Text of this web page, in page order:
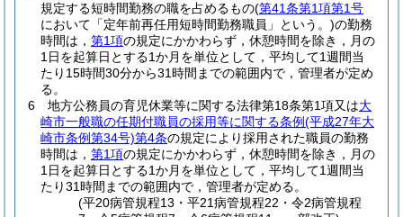
規定する短時間勤務の職を占めるもの(第41条第1項第1号
において「定年前再任用短時間勤務職員」という。)の勤務
時間は， 第1項の規定にかかわらず，休憩時間を除き，月の
1日を起算日とする1か月を単位として，平均して1週間当
たり15時間30分から31時間までの範囲内で，管理者が定め
る。
6
地方公務員の育児休業等に関する法律第18条第1項又は大
崎市一般職の任期付職員の採用等に関する条例(平成27年大
崎市条例第34号)第4条の規定により採用された職員の勤務
時間は， 第1項の規定にかかわらず，休憩時間を除き，月の
1日を起算日とする1か月を単位として，平均して1週間当
たり31時間までの範囲内で，管理者が定める。
(平20病管規程13・平21病管規程22・令2病管規程